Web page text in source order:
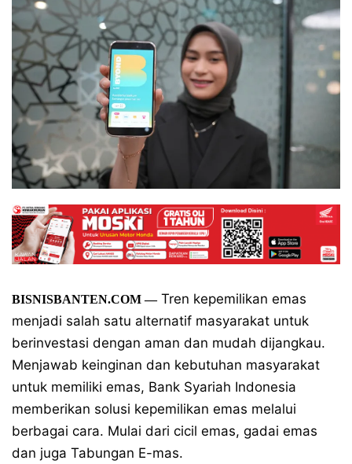
BISNISBANTEN.COM—Tren kepemilikan emas
menjadi salah satu alternatif masyarakat untuk
berinvestasi dengan aman dan mudah dijangkau.
Menjawab keinginan dan kebutuhan masyarakat
untuk memiliki emas, Bank Syariah Indonesia
memberikan solusi kepemilikan emas melalui
berbagai cara. Mulai dari cicil emas, gadai emas
dan juga Tabungan E-mas.